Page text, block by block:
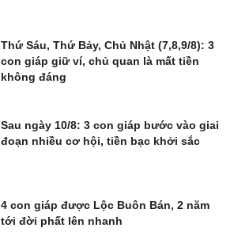
Thứ Sáu, Thứ Bảy, Chủ Nhật (7,8,9/8): 3
con giáp giữ ví, chủ quan là mất tiền
không đáng
Sau ngày 10/8: 3 con giáp bước vào giai
đoạn nhiều cơ hội, tiền bạc khởi sắc
4 con giáp được Lộc Buôn Bán, 2 năm
tới đời phất lên nhanh